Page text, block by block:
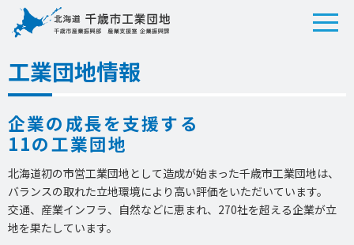
工業団地情報
企業の成長を支援する
11の工業団地
北海道初の市営工業団地として造成が始まった千歳市工業団地は、
バランスの取れた立地環境により高い評価をいただいています。
交通、産業インフラ、自然などに恵まれ、270社を超える企業が立
地を果たしています。